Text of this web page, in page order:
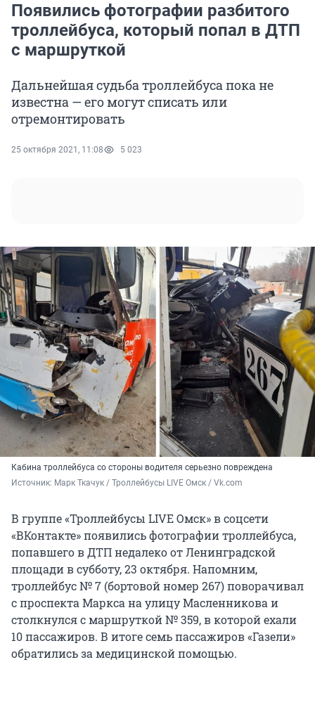
Появились фотографии разбитого
троллейбуса, который попал в ДТП
с маршруткой
Дальнейшая судьба троллейбуса пока не
известна — его могут списать или
отремонтировать
25 октября 2021, 11:08 5 023
Кабина троллейбуса со стороны водителя серьезно повреждена
Источник: Марк Ткачук / Троллейбусы LIVE Омск / Vk.com
В группе «Троллейбусы LIVE Омск» в соцсети
«ВКонтакте» появились фотографии троллейбуса,
попавшего в ДТП недалеко от Ленинградской
площади в субботу, 23 октября. Напомним,
троллейбус № 7 (бортовой номер 267) поворачивал
с проспекта Маркса на улицу Масленникова и
столкнулся с маршруткой № 359, в которой ехали
10 пассажиров. В итоге семь пассажиров «Газели»
обратились за медицинской помощью.